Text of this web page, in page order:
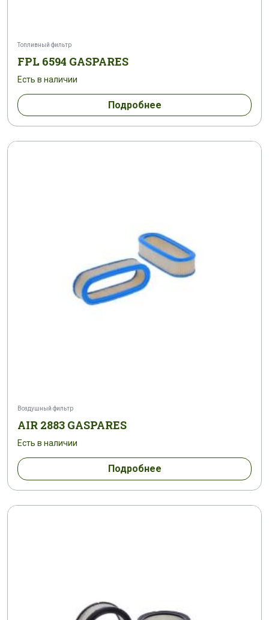
Топливный фильтр
FPL 6594 GASPARES
Есть в наличии
Подробнее
Воздушный фильтр
AIR 2883 GASPARES
Есть в наличии
Подробнее